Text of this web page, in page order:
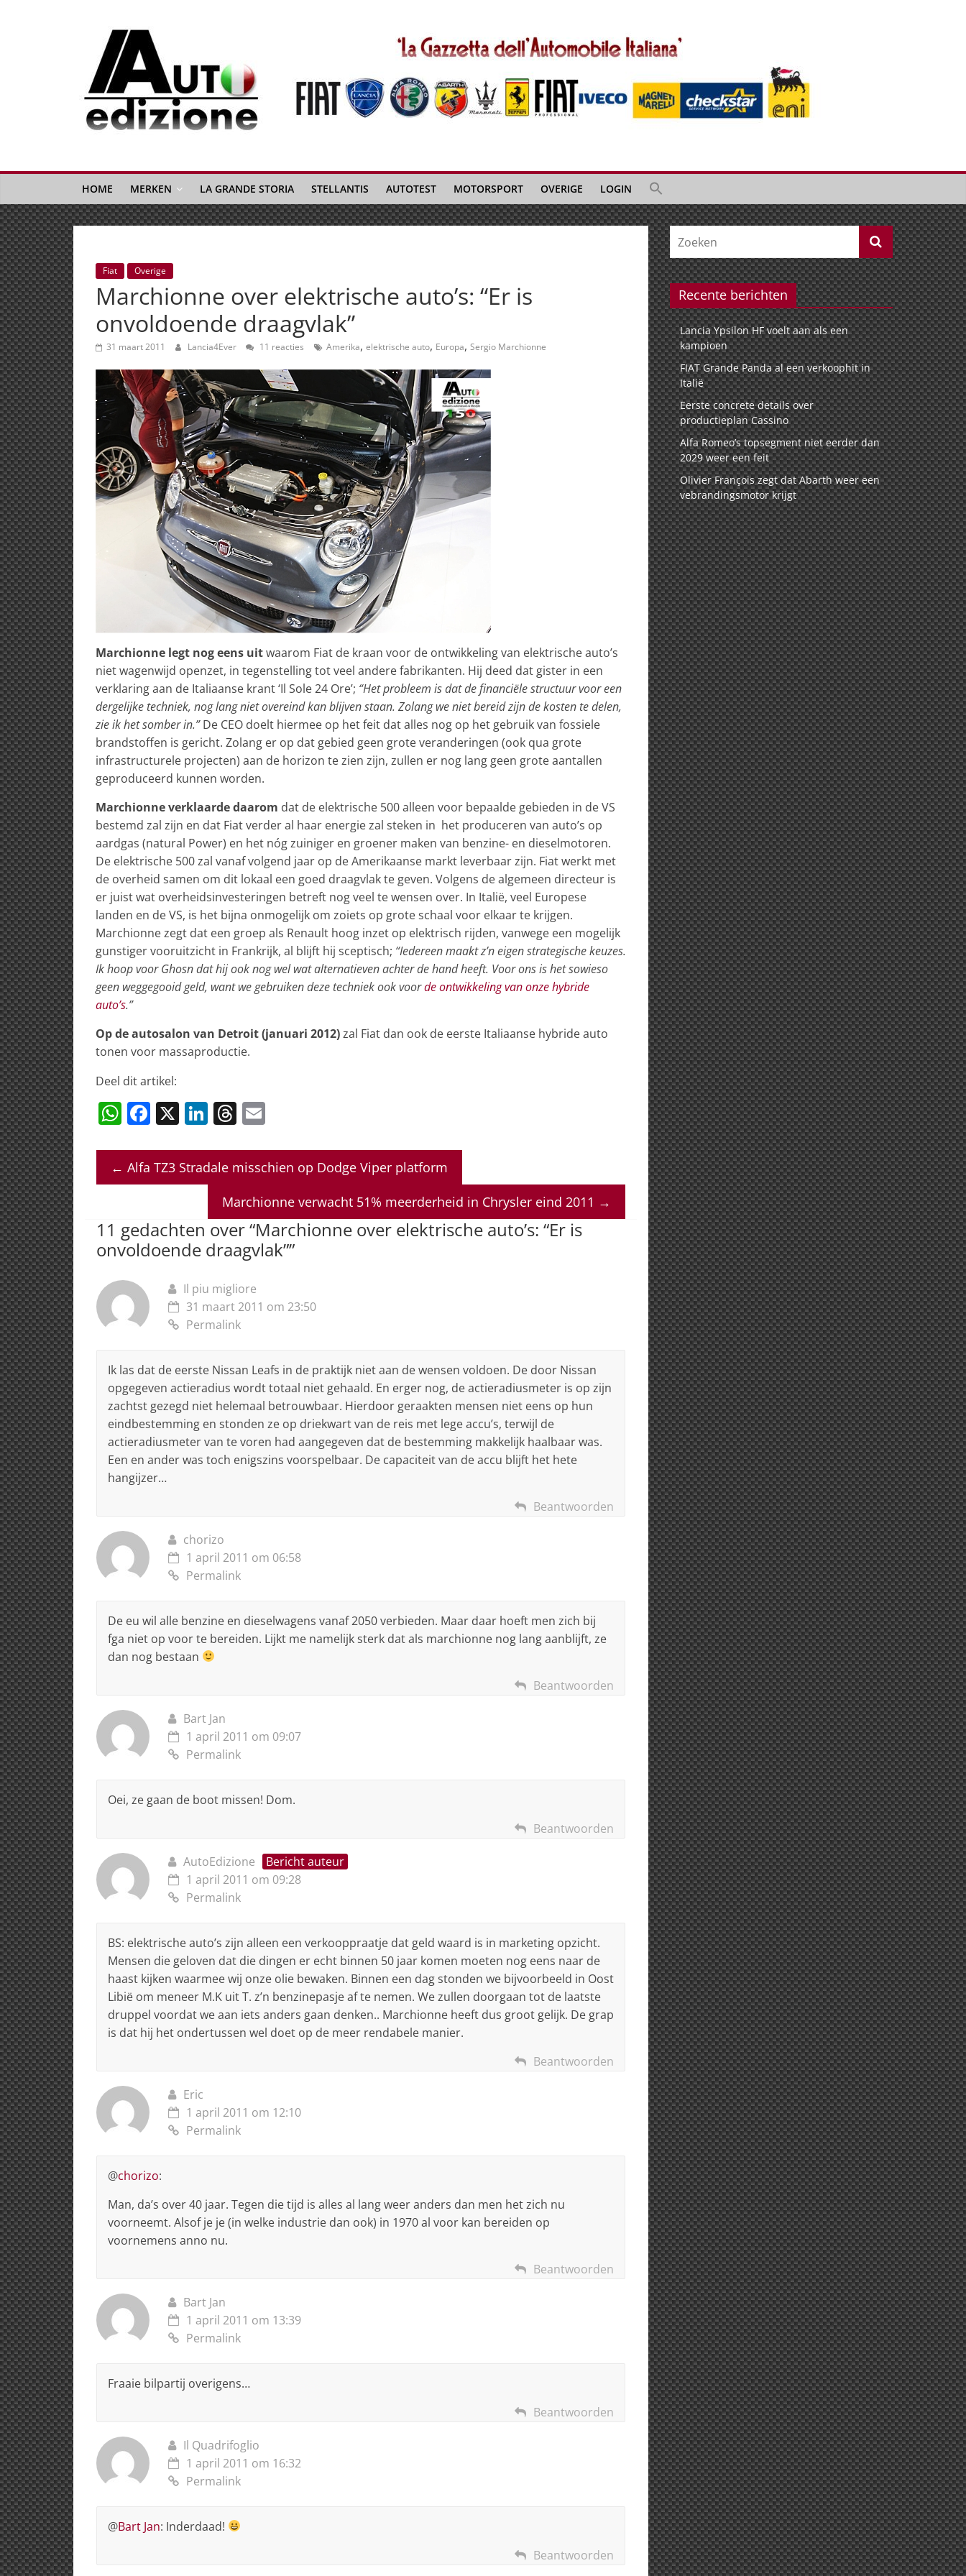
Auto
Edizione
La
Gazetta
dell'Automobile
Italiana
|
Italiaans
autonieuws
&
lifestyle
HOME MERKEN LA GRANDE STORIA STELLANTIS AUTOTEST MOTORSPORT OVERIGE LOGIN
Fiat Overige
Marchionne over elektrische auto’s: “Er is
onvoldoende draagvlak”
31 maart 2011 Lancia4Ever 11 reacties Amerika, elektrische auto, Europa, Sergio Marchionne
Marchionne legt nog eens uitwaarom Fiat de kraan voor de ontwikkeling van elektrische auto’s
niet wagenwijd openzet, in tegenstelling tot veel andere fabrikanten. Hij deed dat gister in een
verklaring aan de Italiaanse krant ‘Il Sole 24 Ore’; “Het probleem is dat de financiële structuur voor een
dergelijke techniek, nog lang niet overeind kan blijven staan. Zolang we niet bereid zijn de kosten te delen,
zie ik het somber in.”De CEO doelt hiermee op het feit dat alles nog op het gebruik van fossiele
brandstoffen is gericht. Zolang er op dat gebied geen grote veranderingen (ook qua grote
infrastructurele projecten) aan de horizon te zien zijn, zullen er nog lang geen grote aantallen
geproduceerd kunnen worden.
Marchionne verklaarde daarom dat de elektrische 500 alleen voor bepaalde gebieden in de VS
bestemd zal zijn en dat Fiat verder al haar energie zal steken in het produceren van auto’s op
aardgas (natural Power) en het nóg zuiniger en groener maken van benzine- en dieselmotoren.
De elektrische 500 zal vanaf volgend jaar op de Amerikaanse markt leverbaar zijn. Fiat werkt met
de overheid samen om dit lokaal een goed draagvlak te geven. Volgens de algemeen directeur is
er juist wat overheidsinvesteringen betreft nog veel te wensen over. In Italië, veel Europese
landen en de VS, is het bijna onmogelijk om zoiets op grote schaal voor elkaar te krijgen.
Marchionne zegt dat een groep als Renault hoog inzet op elektrisch rijden, vanwege een mogelijk
gunstiger vooruitzicht in Frankrijk, al blijft hij sceptisch; “Iedereen maakt z’n eigen strategische keuzes.
Ik hoop voor Ghosn dat hij ook nog wel wat alternatieven achter de hand heeft. Voor ons is het sowieso
geen weggegooid geld, want we gebruiken deze techniek ook voorde ontwikkeling van onze hybride
auto’s.”
Op de autosalon van Detroit (januari 2012)zal Fiat dan ook de eerste Italiaanse hybride auto
tonen voor massaproductie.
Deel dit artikel:
W
at
s
p
p
F
c
e
o
o
X Li
k
e
dI
n
T
re
a
d
s
ai
l
← Alfa TZ3 Stradale misschien op Dodge Viper platform
Marchionne verwacht 51% meerderheid in Chrysler eind 2011 →
11 gedachten over “Marchionne over elektrische auto’s: “Er is
onvoldoende draagvlak””
Il piu migliore
31 maart 2011 om 23:50
Permalink
Ik las dat de eerste Nissan Leafs in de praktijk niet aan de wensen voldoen. De door Nissan
opgegeven actieradius wordt totaal niet gehaald. En erger nog, de actieradiusmeter is op zijn
zachtst gezegd niet helemaal betrouwbaar. Hierdoor geraakten mensen niet eens op hun
eindbestemming en stonden ze op driekwart van de reis met lege accu’s, terwijl de
actieradiusmeter van te voren had aangegeven dat de bestemming makkelijk haalbaar was.
Een en ander was toch enigszins voorspelbaar. De capaciteit van de accu blijft het hete
hangijzer…
Beantwoorden
chorizo
1 april 2011 om 06:58
Permalink
De eu wil alle benzine en dieselwagens vanaf 2050 verbieden. Maar daar hoeft men zich bij
fga niet op voor te bereiden. Lijkt me namelijk sterk dat als marchionne nog lang aanblijft, ze
dan nog bestaan
Beantwoorden
Bart Jan
1 april 2011 om 09:07
Permalink
Oei, ze gaan de boot missen! Dom.
Beantwoorden
AutoEdizione
Bericht auteur
1 april 2011 om 09:28
Permalink
BS: elektrische auto’s zijn alleen een verkooppraatje dat geld waard is in marketing opzicht.
Mensen die geloven dat die dingen er echt binnen 50 jaar komen moeten nog eens naar de
haast kijken waarmee wij onze olie bewaken. Binnen een dag stonden we bijvoorbeeld in Oost
Libië om meneer M.K uit T. z’n benzinepasje af te nemen. We zullen doorgaan tot de laatste
druppel voordat we aan iets anders gaan denken.. Marchionne heeft dus groot gelijk. De grap
is dat hij het ondertussen wel doet op de meer rendabele manier.
Beantwoorden
Eric
1 april 2011 om 12:10
Permalink
@chorizo:
Man, da’s over 40 jaar. Tegen die tijd is alles al lang weer anders dan men het zich nu
voorneemt. Alsof je je (in welke industrie dan ook) in 1970 al voor kan bereiden op
voornemens anno nu.
Beantwoorden
Bart Jan
1 april 2011 om 13:39
Permalink
Fraaie bilpartij overigens…
Beantwoorden
Il Quadrifoglio
1 april 2011 om 16:32
Permalink
@Bart Jan: Inderdaad!
Beantwoorden
Recente berichten
Lancia Ypsilon HF voelt aan als een
kampioen
FIAT Grande Panda al een verkoophit in
Italië
Eerste concrete details over
productieplan Cassino
Alfa Romeo’s topsegment niet eerder dan
2029 weer een feit
Olivier François zegt dat Abarth weer een
vebrandingsmotor krijgt